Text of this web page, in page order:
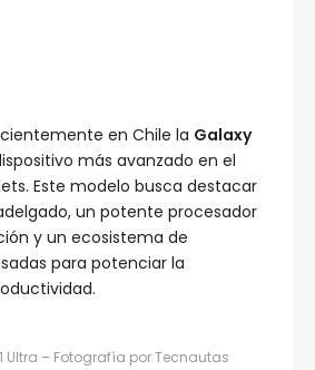
en Chile la Galaxy
más avanzado en el
Este modelo busca destacar
un potente procesador
y un ecosistema de
para potenciar la
Ultra – Fotografía por Tecnautas